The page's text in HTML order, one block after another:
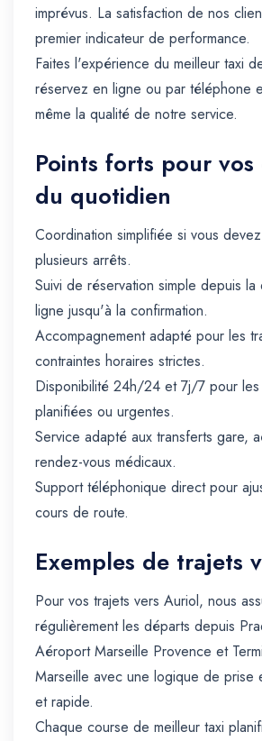
imprévus. La satisfaction de nos
premier indicateur de performance.
Faites l'expérience du meilleur taxi
réservez en ligne ou par téléphone
même la qualité de notre service.
Points forts pour vos
du quotidien
Coordination simplifiée si vous
plusieurs arrêts.
Suivi de réservation simple depuis la
ligne jusqu'à la confirmation.
Accompagnement adapté pour les
contraintes horaires strictes.
Disponibilité 24h/24 et 7j/7 pour les
planifiées ou urgentes.
Service adapté aux transferts gare,
rendez-vous médicaux.
Support téléphonique direct pour
cours de route.
Exemples de trajets
Pour vos trajets vers Auriol, nous
régulièrement les départs depuis
Aéroport Marseille Provence et
Marseille avec une logique de prise
et rapide.
Chaque course de meilleur taxi